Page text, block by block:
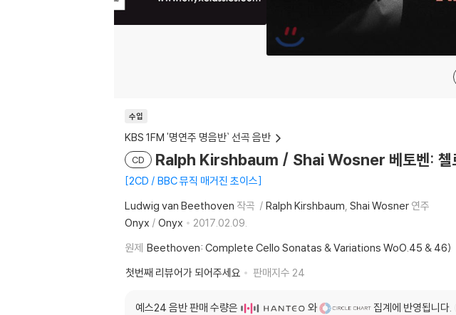
수입
KBS 1FM '명연주 명음반` 선곡 음반
CD Ralph Kirshbaum / Shai Wosner 베토벤: 첼
2CD / BBC 뮤직 매거진 초이스
Ludwig van Beethoven 작곡 Ralph Kirshbaum Shai Wosner 연주
Onyx / Onyx
2017.02.09.
원제 Beethoven: Complete Cello Sonatas & Variations WoO.45 & 46)
첫번째 리뷰어가 되어주세요
판매지수 24
예스24 음반 판매 수량은 와 집계에 반영됩니다.